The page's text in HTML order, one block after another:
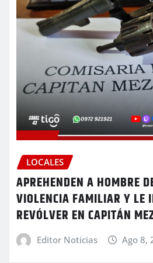
LOCALES
APREHENDEN A HOMBRE
VIOLENCIA FAMILIAR Y LE
REVÓLVER EN CAPITÁN
Editor Noticias Ago 8,